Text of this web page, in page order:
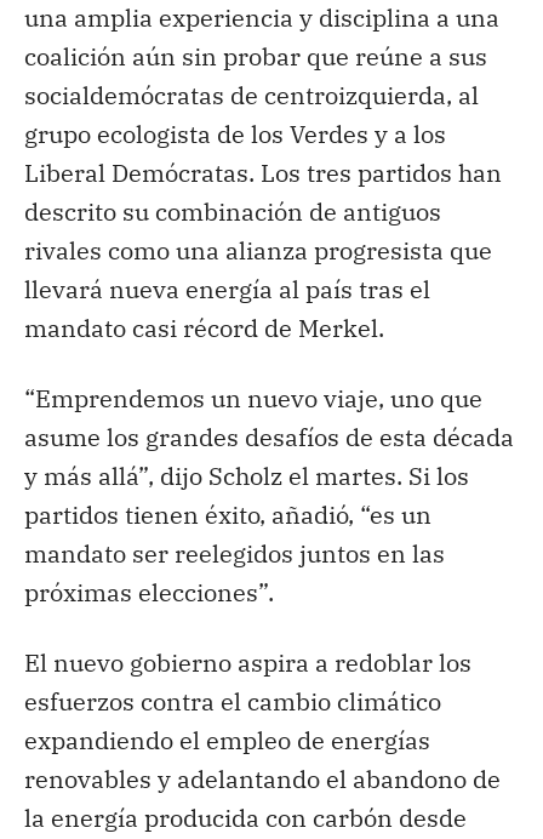
una amplia experiencia y disciplina a una
coalición aún sin probar que reúne a sus
socialdemócratas de centroizquierda, al
grupo ecologista de los Verdes y a los
Liberal Demócratas. Los tres partidos han
descrito su combinación de antiguos
rivales como una alianza progresista que
llevará nueva energía al país tras el
mandato casi récord de Merkel.
“Emprendemos un nuevo viaje, uno que
asume los grandes desafíos de esta década
y más allá”, dijo Scholz el martes. Si los
partidos tienen éxito, añadió, “es un
mandato ser reelegidos juntos en las
próximas elecciones”.
El nuevo gobierno aspira a redoblar los
esfuerzos contra el cambio climático
expandiendo el empleo de energías
renovables y adelantando el abandono de
la energía producida con carbón desde